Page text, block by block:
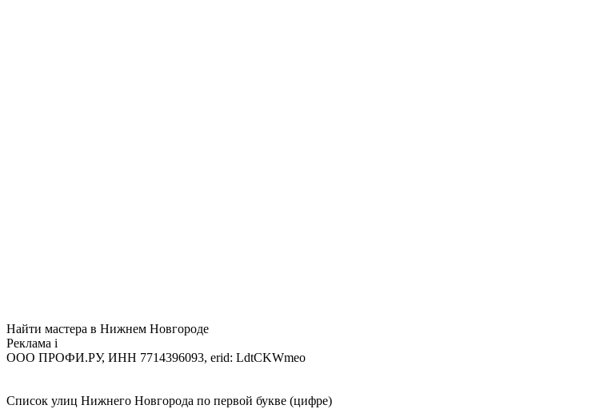
Найти мастера в Нижнем Новгороде
Реклама i
ООО ПРОФИ.РУ, ИНН 7714396093, erid: LdtCKWmeo
Список улиц Нижнего Новгорода по первой букве (цифре)